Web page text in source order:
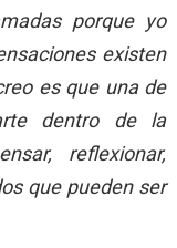
porque yo
existen
es que una de
dentro de la
reflexionar,
que pueden ser